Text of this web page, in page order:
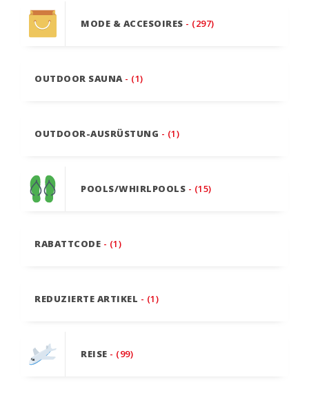
MODE & ACCESOIRES - (297)
OUTDOOR SAUNA - (1)
OUTDOOR-AUSRÜSTUNG - (1)
POOLS/WHIRLPOOLS - (15)
RABATTCODE - (1)
REDUZIERTE ARTIKEL - (1)
REISE - (99)